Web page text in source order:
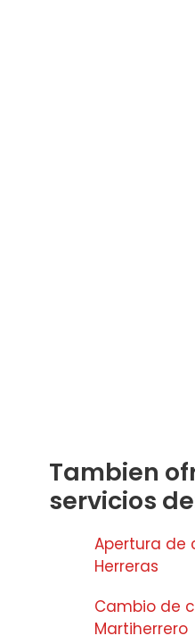
Tambien
servicios
Apertura de
Herreras
Cambio de
Martiherrero